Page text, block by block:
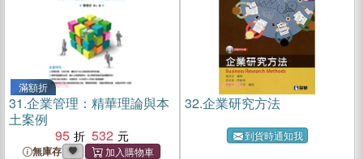
滿額折
31.企業管理：精華理論與本
土案例
95
532
無庫存
32.企業研究方法
到貨時通知我